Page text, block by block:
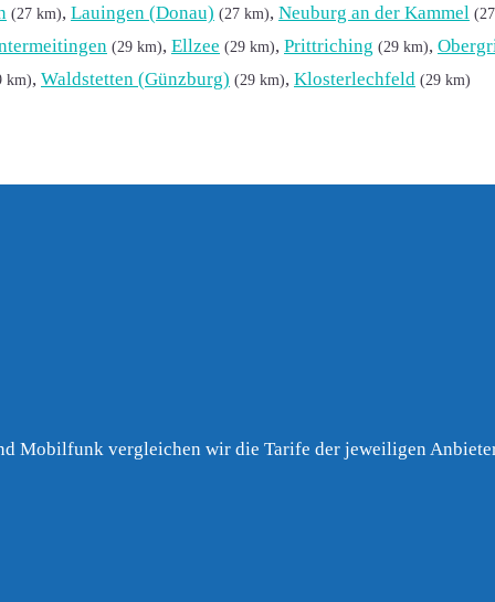
(27 km), Lauingen (Donau) (27 km), Neuburg an der Kammel
(29 km), Ellzee (29 km), Prittriching (29 km),
km), Waldstetten (Günzburg) (29 km), Klosterlechfeld (29 km)
Mobilfunk vergleichen wir die Tarife der jeweiligen